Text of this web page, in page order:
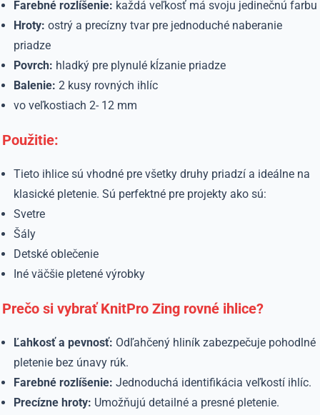
Farebné rozlíšenie: každá veľkosť má svoju jedinečnú farbu
Hroty: ostrý a precízny tvar pre jednoduché naberanie
priadze
Povrch: hladký pre plynulé kĺzanie priadze
Balenie: 2 kusy rovných ihlíc
vo veľkostiach 2- 12 mm​
Použitie:
Tieto ihlice sú vhodné pre všetky druhy priadzí a ideálne na
klasické pletenie. Sú perfektné pre projekty ako sú:
Svetre
Šály
Detské oblečenie
Iné väčšie pletené výrobky
Prečo si vybrať KnitPro Zing rovné ihlice?
Ľahkosť a pevnosť: Odľahčený hliník zabezpečuje pohodlné
pletenie bez únavy rúk.
Farebné rozlíšenie: Jednoduchá identifikácia veľkostí ihlíc.
Precízne hroty: Umožňujú detailné a presné pletenie.